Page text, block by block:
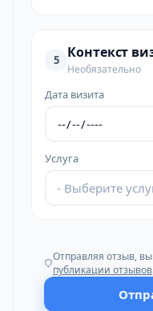
5 Контекст
Необязательно
Дата визита
Услуга
- Выберите
Отправляя отзыв,
публикации отзывов